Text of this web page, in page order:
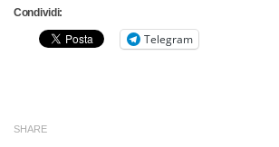
Condividi:
Telegram
SHARE